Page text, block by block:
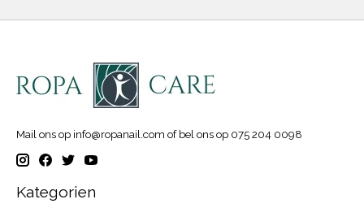
Mail ons op info@ropanail.com of bel ons op 075 204 0098
Kategorien